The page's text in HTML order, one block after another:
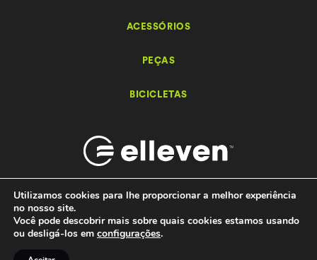
ACESSÓRIOS
PEÇAS
BICICLETAS
Elleven – Bikes e Acessórios - 2026 Todos os direitos reservados.
Utilizamos cookies para lhe proporcionar a melhor experiência
no nosso site.
Você pode descobrir mais sobre quais cookies estamos usando
ou desligá-los em configurações.